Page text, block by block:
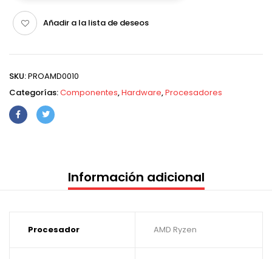
Añadir a la lista de deseos
SKU:PROAMD0010
Categorías:Componentes,Hardware,Procesadores
Información adicional
Procesador AMD Ryzen